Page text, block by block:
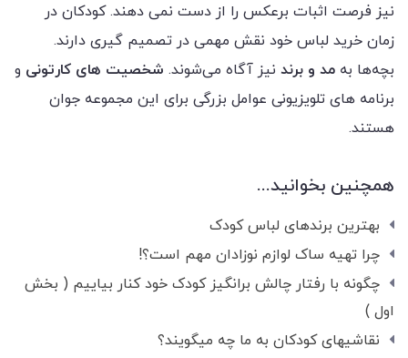
نیز فرصت اثبات برعکس را از دست نمی دهند. کودکان در
زمان خرید لباس خود نقش مهمی در تصمیم گیری دارند.
بچه‌ها به مد و برند نیز آگاه می‌شوند. شخصیت های کارتونی و
برنامه های تلویزیونی عوامل بزرگی برای این مجموعه جوان
هستند.
همچنین بخوانید...
بهترین برندهای لباس کودک
چرا تهیه ساک لوازم نوزادان مهم است؟!
چگونه با رفتار چالش برانگیز کودک خود کنار بیاییم ( بخش
اول )
نقاشیهای کودکان به ما چه میگویند؟